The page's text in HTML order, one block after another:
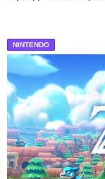
NINTENDO